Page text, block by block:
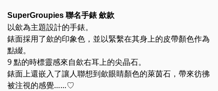
SuperGroupies 聯名手錶 歛款
以歛為主題設計的手錶。
錶面採用了歛的印象色，並以緊繫在其身上的皮帶顏色作為
點綴。
9 點的時標靈感來自歛右耳上的尖晶石。
錶面上還嵌入了讓人聯想到歛眼睛顏色的萊茵石，帶來彷彿
被注視的感覺……♡